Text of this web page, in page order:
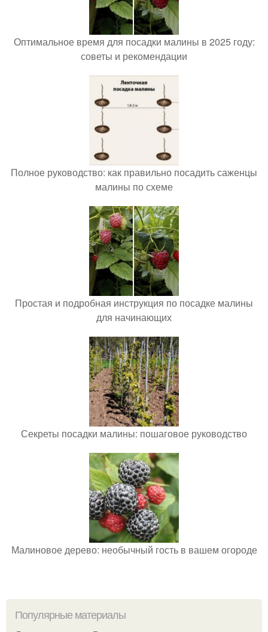
Оптимальное время для посадки малины в 2025 году:
советы и рекомендации
Полное руководство: как правильно посадить саженцы
малины по схеме
Простая и подробная инструкция по посадке малины
для начинающих
Секреты посадки малины: пошаговое руководство
Малиновое дерево: необычный гость в вашем огороде
Популярные материалы